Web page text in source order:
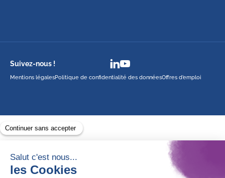
Suivez-nous !
Mentions légalesPolitique de confidentialité des donnéesOffres d’emploi